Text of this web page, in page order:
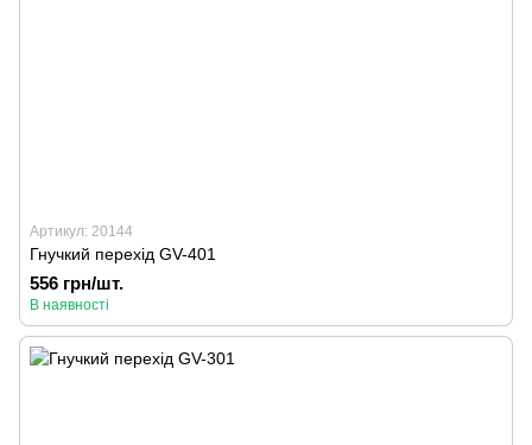
Артикул: 20144
Гнучкий перехід GV-401
556 грн/шт.
В наявності